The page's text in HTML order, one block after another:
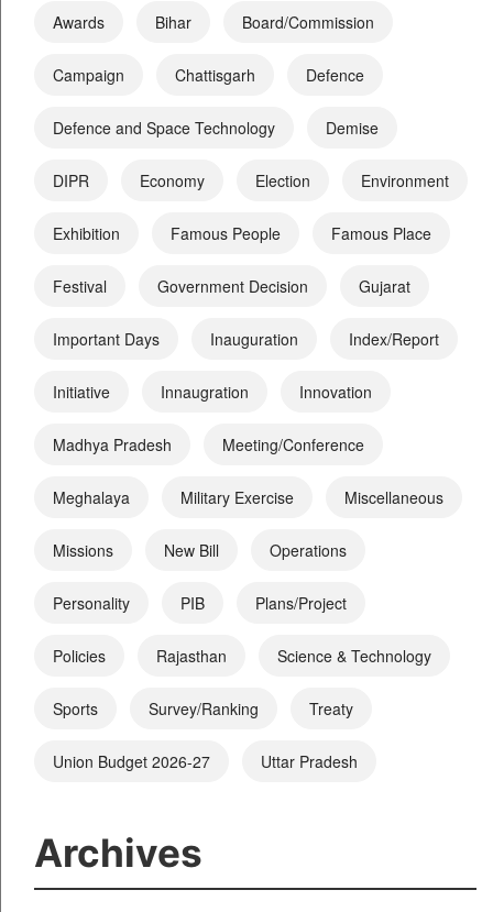
Awards Bihar Board/Commission
Campaign Chattisgarh Defence
Defence and Space Technology Demise
DIPR Economy Election Environment
Exhibition Famous People Famous Place
Festival Government Decision Gujarat
Important Days Inauguration Index/Report
Initiative Innaugration Innovation
Madhya Pradesh Meeting/Conference
Meghalaya Military Exercise Miscellaneous
Missions New Bill Operations
Personality PIB Plans/Project
Policies Rajasthan Science & Technology
Sports Survey/Ranking Treaty
Union Budget 2026-27 Uttar Pradesh
Archives